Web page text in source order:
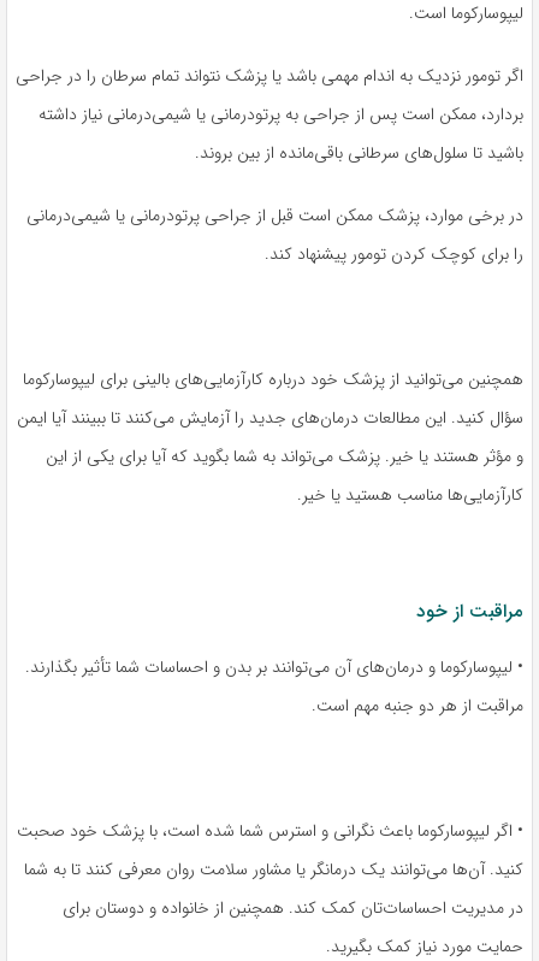
لیپوسارکوما است.
اگر تومور نزدیک به اندام مهمی باشد یا پزشک نتواند تمام سرطان را در جراحی
بردارد، ممکن است پس از جراحی به پرتودرمانی یا شیمی‌درمانی نیاز داشته
باشید تا سلول‌های سرطانی باقی‌مانده از بین بروند.
در برخی موارد، پزشک ممکن است قبل از جراحی پرتودرمانی یا شیمی‌درمانی
را برای کوچک کردن تومور پیشنهاد کند.
همچنین می‌توانید از پزشک خود درباره کارآزمایی‌های بالینی برای لیپوسارکوما
سؤال کنید. این مطالعات درمان‌های جدید را آزمایش می‌کنند تا ببینند آیا ایمن
و مؤثر هستند یا خیر. پزشک می‌تواند به شما بگوید که آیا برای یکی از این
کارآزمایی‌ها مناسب هستید یا خیر.
مراقبت از خود
• لیپوسارکوما و درمان‌های آن می‌توانند بر بدن و احساسات شما تأثیر بگذارند.
مراقبت از هر دو جنبه مهم است.
• اگر لیپوسارکوما باعث نگرانی و استرس شما شده است، با پزشک خود صحبت
کنید. آن‌ها می‌توانند یک درمانگر یا مشاور سلامت روان معرفی کنند تا به شما
در مدیریت احساسات‌تان کمک کند. همچنین از خانواده و دوستان برای
حمایت مورد نیاز کمک بگیرید.